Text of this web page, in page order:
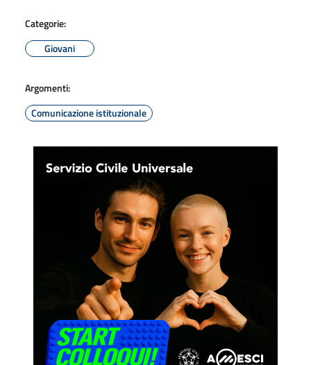
Categorie:
Giovani
Argomenti:
Comunicazione istituzionale